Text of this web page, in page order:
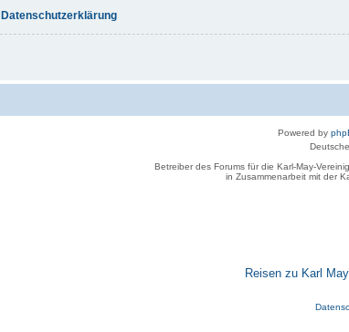
Datenschutzerklärung
Powered by
Betreiber des Forums für die Karl-May-
in Zusammenarbeit mit der
Reisen zu Karl